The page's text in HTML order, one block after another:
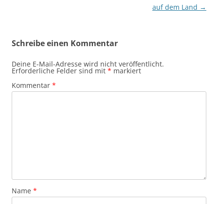
auf dem Land →
Schreibe einen Kommentar
Deine E-Mail-Adresse wird nicht veröffentlicht.
Erforderliche Felder sind mit * markiert
Kommentar *
Name *